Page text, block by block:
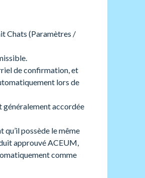
Chats (Paramètres /
de confirmation, et
lors de
généralement accordée
possède le même
approuvé ACEUM,
comme